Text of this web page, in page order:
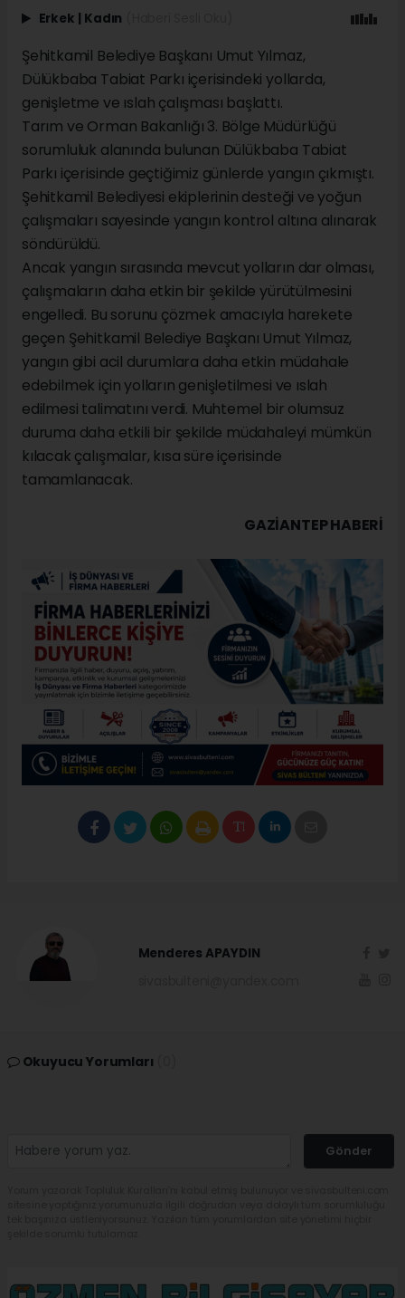
Erkek | Kadın
Şehitkamil Belediye Başkanı Umut Yılmaz,
Dülükbaba Tabiat Parkı içerisindeki yollarda,
genişletme ve ıslah çalışması başlattı.
Tarım ve Orman Bakanlığı 3. Bölge Müdürlüğü
sorumluluk alanında bulunan Dülükbaba Tabiat
Parkı içerisinde geçtiğimiz günlerde yangın çıkmıştı.
Şehitkamil Belediyesi ekiplerinin desteği ve yoğun
çalışmaları sayesinde yangın kontrol altına alınarak
söndürüldü.
Ancak yangın sırasında mevcut yolların dar olması,
çalışmaların daha etkin bir şekilde yürütülmesini
engelledi. Bu sorunu çözmek amacıyla harekete
geçen Şehitkamil Belediye Başkanı Umut Yılmaz,
yangın gibi acil durumlara daha etkin müdahale
edebilmek için yolların genişletilmesi ve ıslah
edilmesi talimatını verdi. Muhtemel bir olumsuz
duruma daha etkili bir şekilde müdahaleyi mümkün
kılacak çalışmalar, kısa süre içerisinde
tamamlanacak.
GAZIANTEP HABERİ
Menderes APAYDIN
Okuyucu Yorumları
Gönder